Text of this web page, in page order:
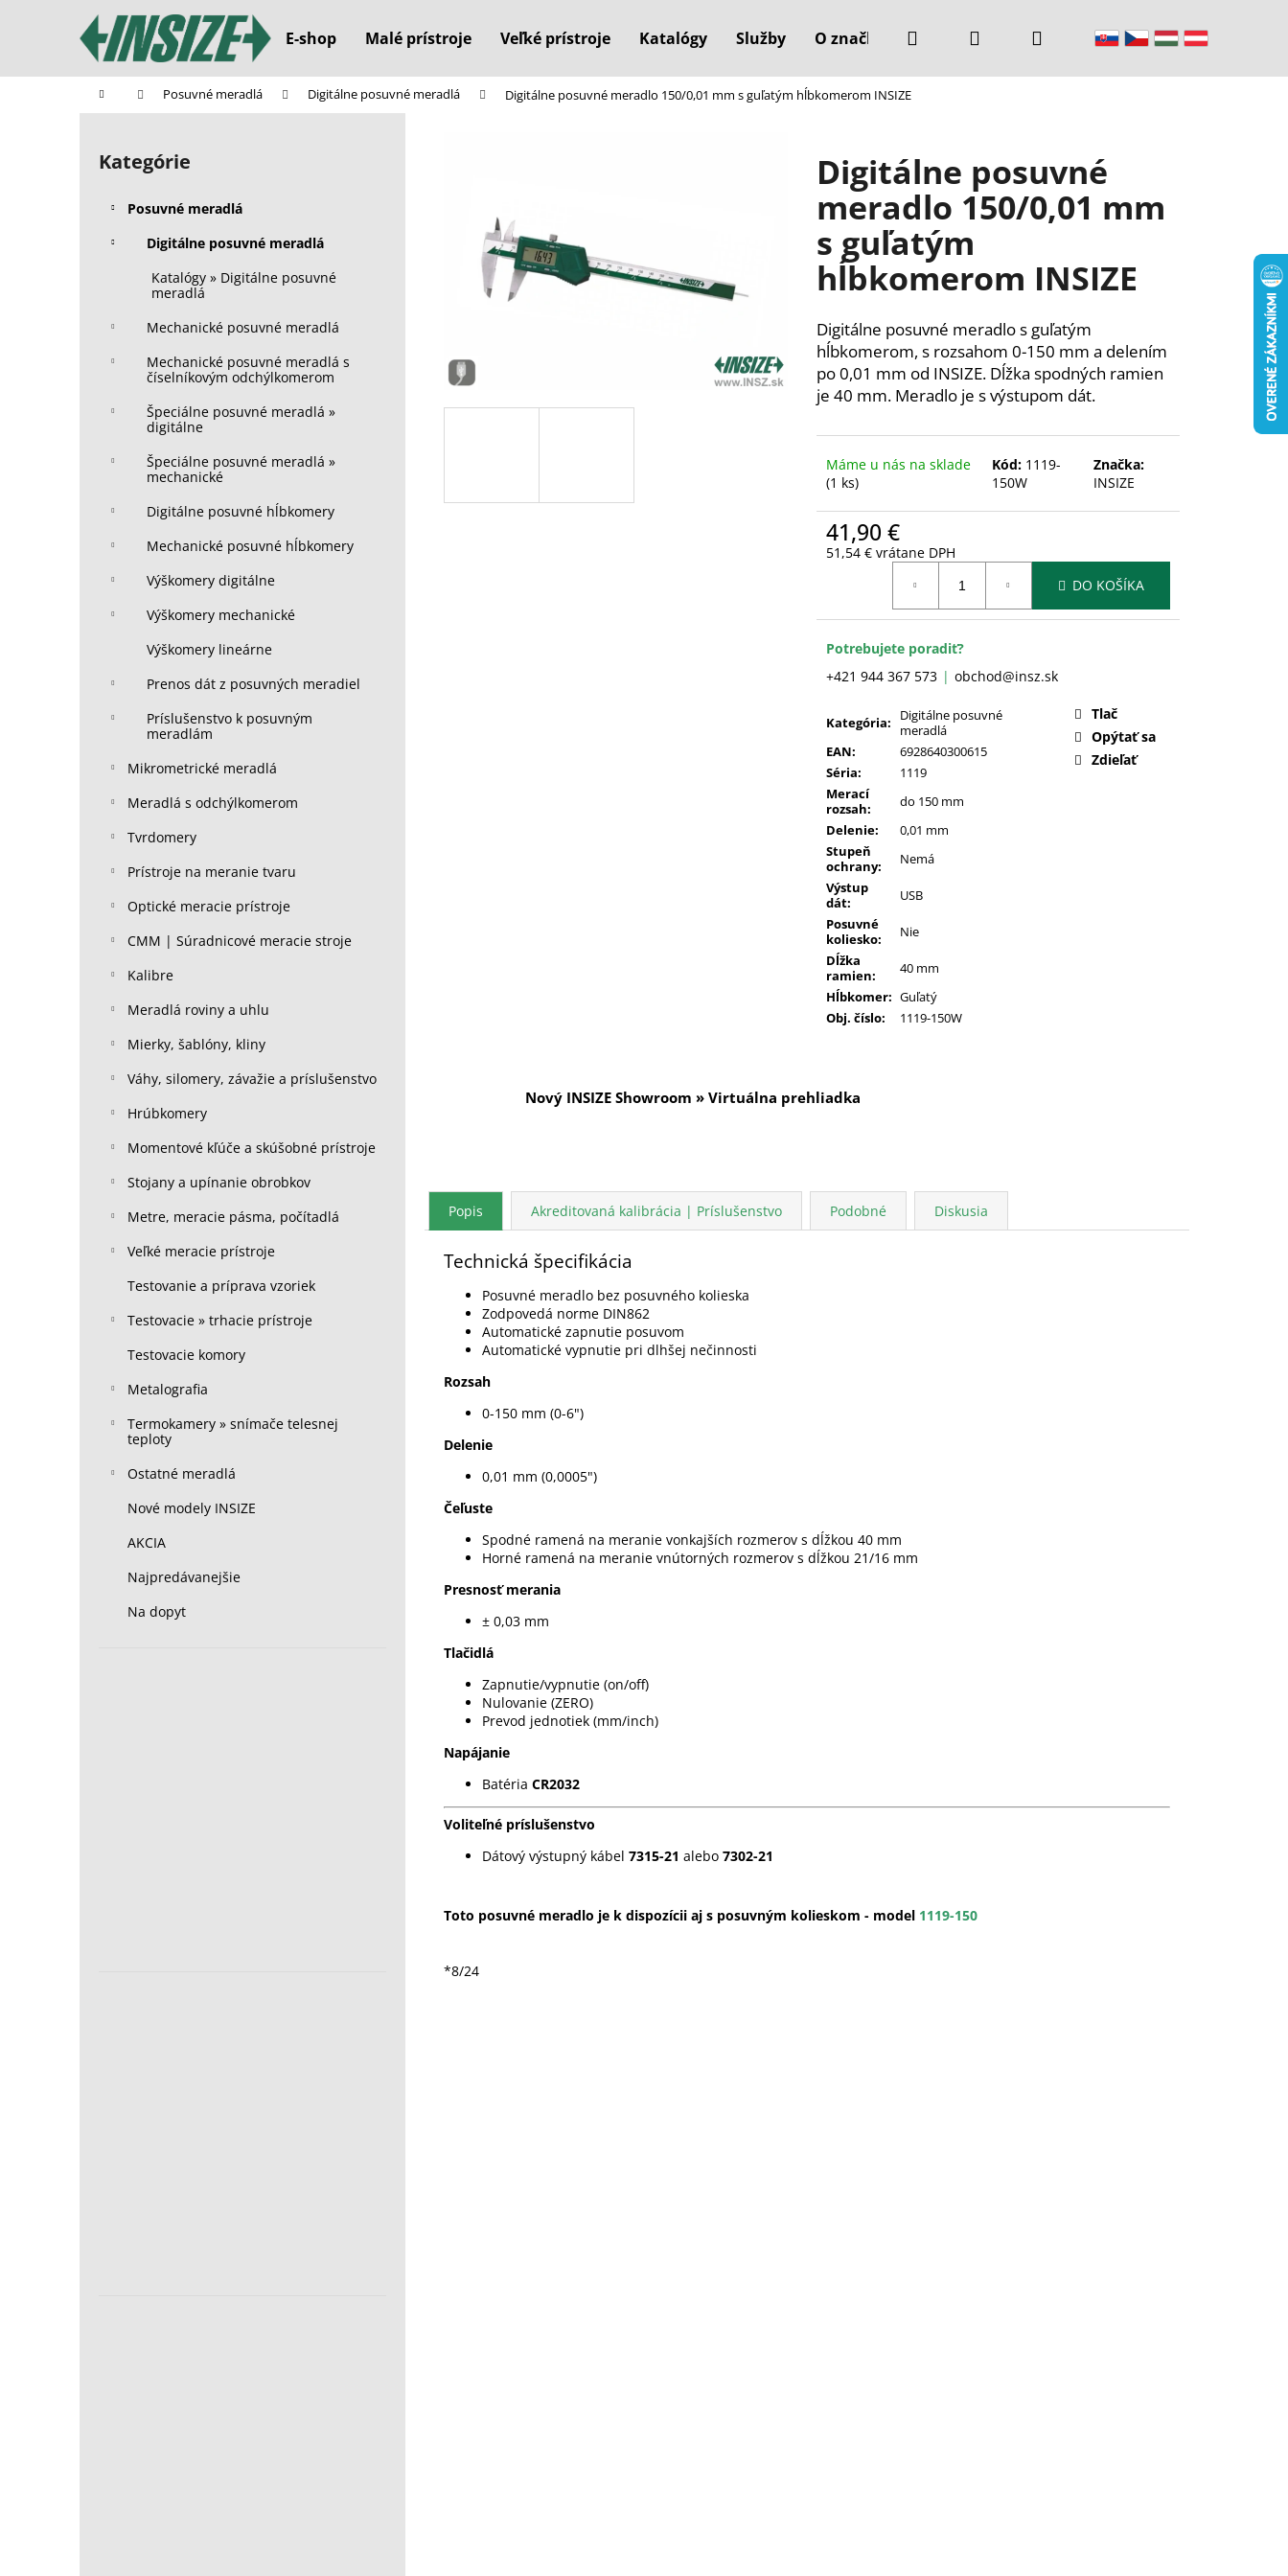
E-shop Malé prístroje Veľké prístroje Katalógy Služby O značke Kontakty
Hľadať PrihlásenieNákupný
Domov Posuvné meradlá Digitálne posuvné meradlá Digitálne posuvné meradlo 150/0,01 mm s guľatým hĺbkomerom INSIZE
B
Preskočiť
kategórie
Kategórie
Posuvné meradlá
Digitálne posuvné meradlá
Katalógy » Digitálne posuvné
meradlá
Mechanické posuvné meradlá
Mechanické posuvné meradlá s
číselníkovým odchýlkomerom
Špeciálne posuvné meradlá »
digitálne
Špeciálne posuvné meradlá »
mechanické
Digitálne posuvné hĺbkomery
Mechanické posuvné hĺbkomery
Výškomery digitálne
Výškomery mechanické
Výškomery lineárne
Prenos dát z posuvných meradiel
Príslušenstvo k posuvným
meradlám
Mikrometrické meradlá
Meradlá s odchýlkomerom
Tvrdomery
Prístroje na meranie tvaru
Optické meracie prístroje
CMM | Súradnicové meracie stroje
Kalibre
Meradlá roviny a uhlu
Mierky, šablóny, kliny
Váhy, silomery, závažie a príslušenstvo
Hrúbkomery
Momentové kľúče a skúšobné prístroje
Stojany a upínanie obrobkov
Metre, meracie pásma, počítadlá
Veľké meracie prístroje
Testovanie a príprava vzoriek
Testovacie » trhacie prístroje
Testovacie komory
Metalografia
Termokamery » snímače telesnej
teploty
Ostatné meradlá
Nové modely INSIZE
AKCIA
Najpredávanejšie
Na dopyt
Digitálne posuvné
meradlo 150/0,01 mm
s guľatým
hĺbkomerom INSIZE
Digitálne posuvné meradlo s guľatým
hĺbkomerom, s rozsahom 0-150 mm a delením
po 0,01 mm od INSIZE. Dĺžka spodných ramien
je 40 mm. Meradlo je s výstupom dát.
Máme u nás na sklade
(1 ks)
Kód: 1119-
150W
Značka:
INSIZE
41,90 €
51,54 € vrátane DPH
DO KOŠÍKA
Potrebujete poradiť?
+421 944 367 573
obchod@insz.sk
Kategória:
Digitálne posuvné
meradlá
EAN:
6928640300615
Séria:
1119
Merací
rozsah:
do 150 mm
Delenie:
0,01 mm
Stupeň
ochrany:
Nemá
Výstup
dát:
USB
Posuvné
koliesko:
Nie
Dĺžka
ramien:
40 mm
Hĺbkomer: Guľatý
Obj. číslo: 1119-150W
Tlač
Opýtať sa
Zdieľať
Nový INSIZE Showroom » Virtuálna prehliadka
Popis Akreditovaná kalibrácia | Príslušenstvo Podobné Diskusia
Technická špecifikácia
Posuvné meradlo bez posuvného kolieska
Zodpovedá norme DIN862
Automatické zapnutie posuvom
Automatické vypnutie pri dlhšej nečinnosti
Rozsah
0-150 mm (0-6")
Delenie
0,01 mm (0,0005")
Čeľuste
Spodné ramená na meranie vonkajších rozmerov s dĺžkou 40 mm
Horné ramená na meranie vnútorných rozmerov s dĺžkou 21/16 mm
Presnosť merania
± 0,03 mm
Tlačidlá
Zapnutie/vypnutie (on/off)
Nulovanie (ZERO)
Prevod jednotiek (mm/inch)
Napájanie
Batéria CR2032
Voliteľné príslušenstvo
Dátový výstupný kábel 7315-21 alebo 7302-21
Toto posuvné meradlo je k dispozícii aj s posuvným kolieskom - model 1119-150
*8/24
í
Späť
do
Späť
do
Čo potrebujete nájsť?
Odporúčame